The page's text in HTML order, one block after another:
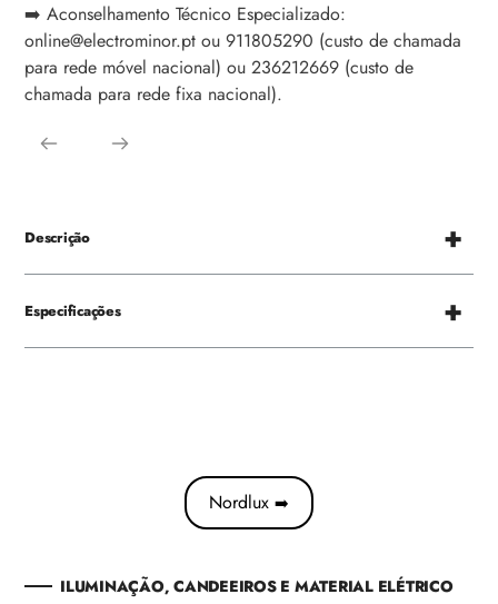
➡️ Aconselhamento Técnico Especializado:
online@electrominor.pt ou 911805290 (custo de chamada
para rede móvel nacional) ou 236212669 (custo de
chamada para rede fixa nacional).
Descrição
Especificações
Nordlux ➡️
ILUMINAÇÃO, CANDEEIROS E MATERIAL ELÉTRICO